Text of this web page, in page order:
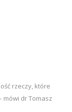
rzeczy, które
mówi dr Tomasz